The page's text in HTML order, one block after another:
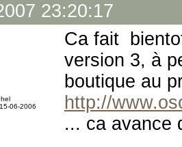
23:20:17
06-2006
Ca fait
version 3, à
boutique au
http://
... ca avance